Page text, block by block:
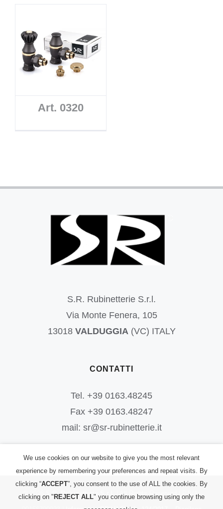
Art. 0320
S.R. Rubinetterie S.r.l.
Via Monte Fenera, 105
13018 VALDUGGIA(VC) ITALY
CONTATTI
Tel. +39 0163.48245
Fax +39 0163.48247
mail: sr@sr-rubinetterie.it
© 2026 S.R. Rubinetterie S.r.l. | All Rights Reserved | P.IVA:
We use cookies on our website to give you the most relevant
experience by remembering your preferences and repeat visits. By
clicking “ACCEPT”, you consent to the use of ALL the cookies. By
clicking on " REJECT ALL" you continue browsing using only the